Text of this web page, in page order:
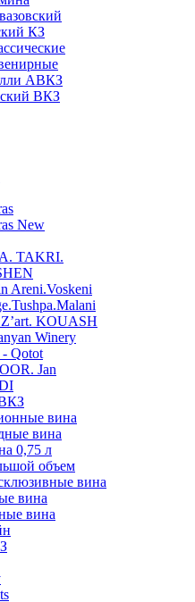
КЗ
АВКЗ
ВКЗ
New
TAKRI.
Areni.Voskeni
KOUASH
Winery
- Qotot
Jan
вина
вина
0,75 л
объем
вина
вина
вина